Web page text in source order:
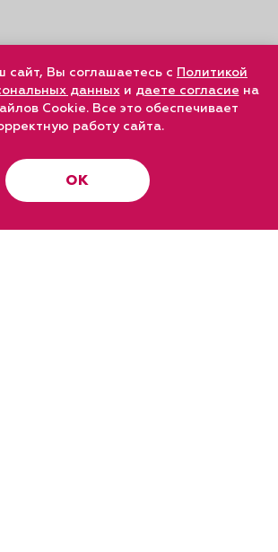
сайт, Вы соглашаетесь с Политикой
данныхи даете согласие на
Cookie. Все это обеспечивает
работу сайта.
ОК